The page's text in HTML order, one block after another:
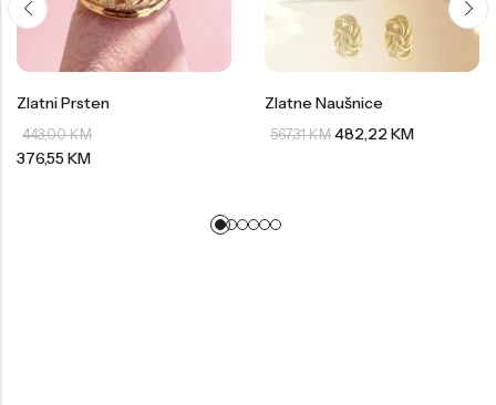
Zlatni Prsten
443,00KM
376,55KM
Zlatne Naušnice
567,31KM 482,22KM